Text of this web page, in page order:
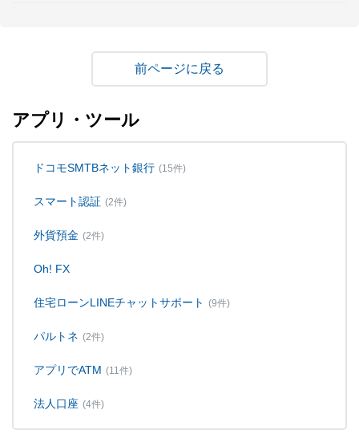
戻る
アプリ・ツール
ドコモSMTBネット銀行 (15件)
スマート認証 (2件)
外貨預金 (2件)
Oh! FX
住宅ローンLINEチャットサポート (9件)
パルトネ (2件)
アプリでATM (11件)
法人口座 (4件)